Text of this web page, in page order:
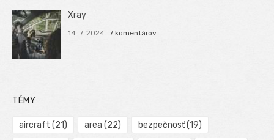
Xray
14. 7. 2024 7 komentárov
TÉMY
aircraft (21) area (22) bezpečnosť(19)